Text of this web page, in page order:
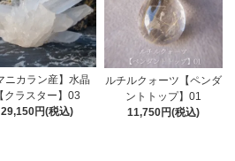
ニカラン産】水晶
【クラスター】03
29,150円(税込)
ルチルクォーツ【ペンダ
ントトップ】01
11,750円(税込)